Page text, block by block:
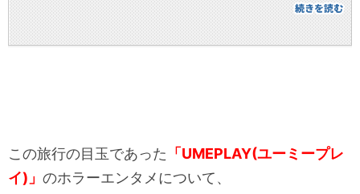
続きを読む
この旅行の目玉であった 「UMEPLAY(ユーミープレ
イ)」 のホラーエンタメについて、